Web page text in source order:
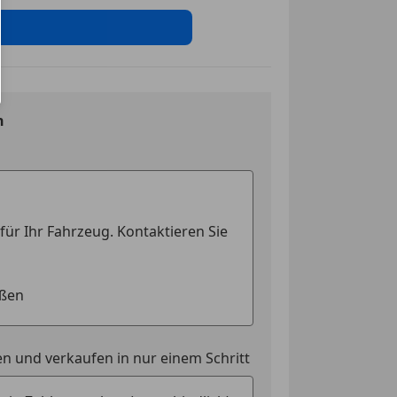
automatisch abblendend
und verkaufen in nur einem Schritt